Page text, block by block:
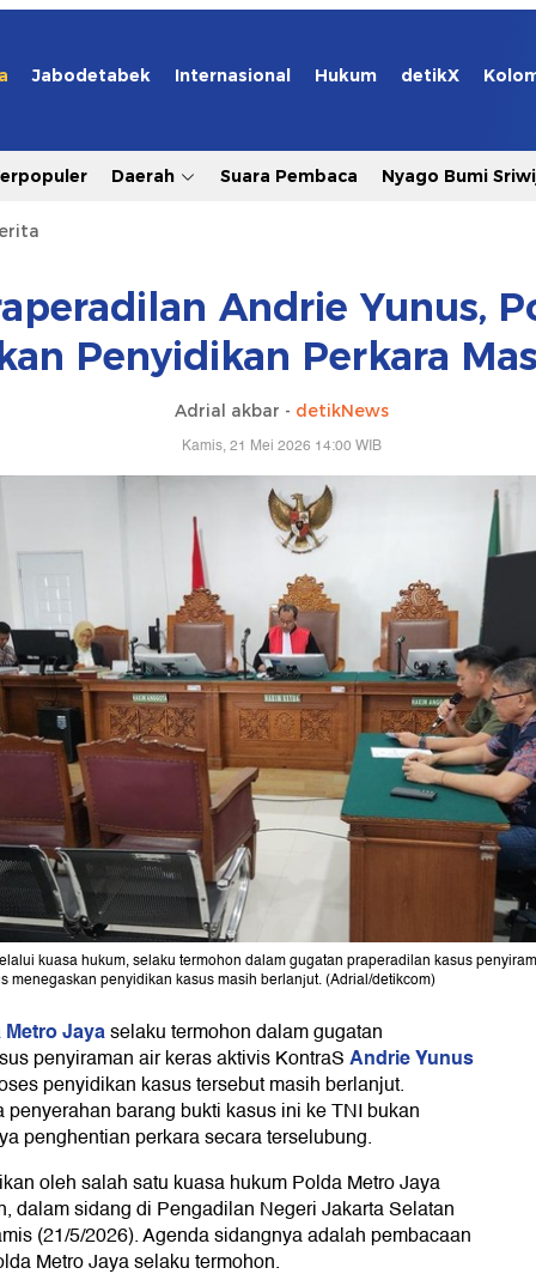
Jabodetabek Internasional Hukum detikX
Daerah Suara Pembaca Nyago Bumi
Andrie Yunus,
Penyidikan Perkara
Adrial akbar - detikNews
Kamis, 21 Mei 2026 14:00 WIB
kuasa hukum, selaku termohon dalam gugatan praperadilan kasus
menegaskan penyidikan kasus masih berlanjut. (Adrial/detikcom)
Jayaselaku termohon dalam gugatan
penyiraman air keras aktivis KontraSAndrie Yunus
penyidikan kasus tersebut masih berlanjut.
penyerahan barang bukti kasus ini ke TNI bukan
penghentian perkara secara terselubung.
oleh salah satu kuasa hukum Polda Metro Jaya
dalam sidang di Pengadilan Negeri Jakarta Selatan
(21/5/2026). Agenda sidangnya adalah pembacaan
Metro Jaya selaku termohon.